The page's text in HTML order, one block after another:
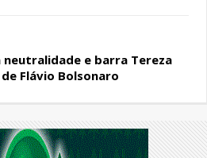
neutralidade e barra Tereza
Flávio Bolsonaro